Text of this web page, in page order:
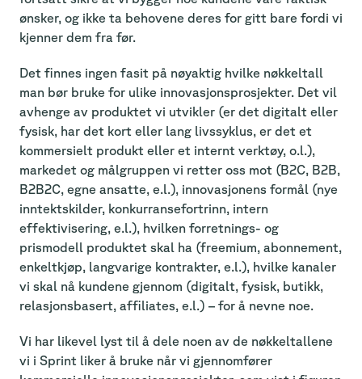
ønsker, og ikke ta behovene deres for gitt bare fordi vi
kjenner dem fra før.
Det finnes ingen fasit på nøyaktig hvilke nøkkeltall
man bør bruke for ulike innovasjonsprosjekter. Det vil
avhenge av produktet vi utvikler (er det digitalt eller
fysisk, har det kort eller lang livssyklus, er det et
kommersielt produkt eller et internt verktøy, o.l.),
markedet og målgruppen vi retter oss mot (B2C, B2B,
B2B2C, egne ansatte, e.l.), innovasjonens formål (nye
inntektskilder, konkurransefortrinn, intern
effektivisering, e.l.), hvilken forretnings- og
prismodell produktet skal ha (freemium, abonnement,
enkeltkjøp, langvarige kontrakter, e.l.), hvilke kanaler
vi skal nå kundene gjennom (digitalt, fysisk, butikk,
relasjonsbasert, affiliates, e.l.) – for å nevne noe.
Vi har likevel lyst til å dele noen av de nøkkeltallene
vi i Sprint liker å bruke når vi gjennomfører